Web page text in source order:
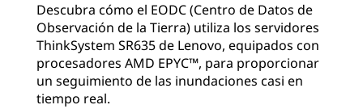
Descubra cómo el EODC (Centro de Datos de
Observación de la Tierra) utiliza los servidores
ThinkSystem SR635 de Lenovo, equipados con
procesadores AMD EPYC™, para proporcionar
un seguimiento de las inundaciones casi en
tiempo real.